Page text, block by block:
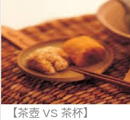
【茶壺 VS 茶杯】